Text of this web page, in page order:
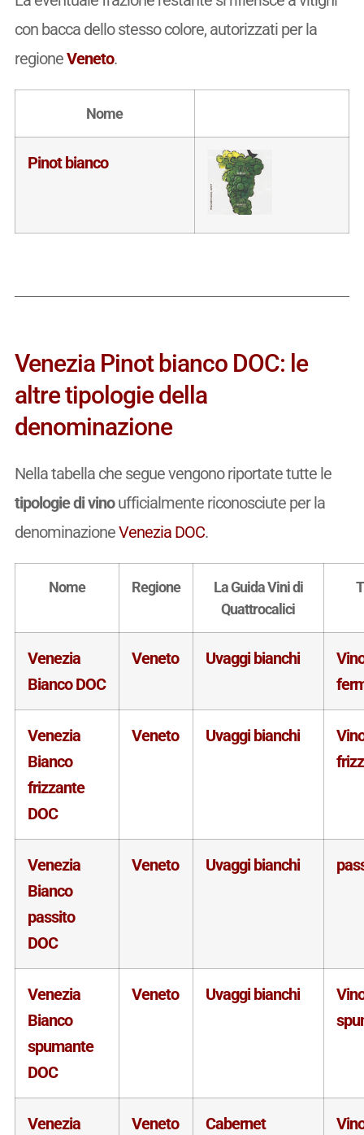
con bacca dello stesso colore, autorizzati per la
regioneVeneto.
Nome
Pinot bianco
Venezia Pinot bianco DOC: le
altre tipologie della
denominazione
Nella tabella che segue vengono riportate tutte le
tipologie di vinoufficialmente riconosciute per la
denominazioneVenezia DOC.
Nome Regione
La Guida Vini di
Quattrocalici
Venezia
Bianco DOC
Veneto Uvaggi bianchi
Venezia
Bianco
frizzante
DOC
Veneto Uvaggi bianchi
Venezia
Bianco
passito
DOC
Veneto Uvaggi bianchi
Venezia
Bianco
spumante
DOC
Veneto Uvaggi bianchi
Venezia Veneto Cabernet